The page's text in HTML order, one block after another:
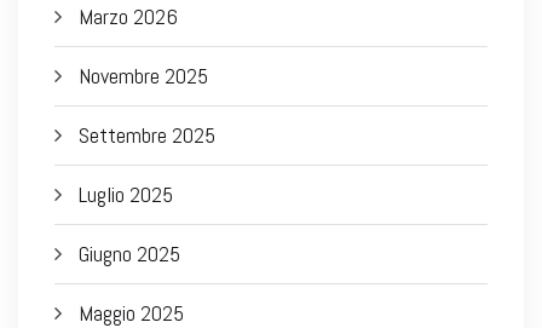
Marzo 2026
Novembre 2025
Settembre 2025
Luglio 2025
Giugno 2025
Maggio 2025